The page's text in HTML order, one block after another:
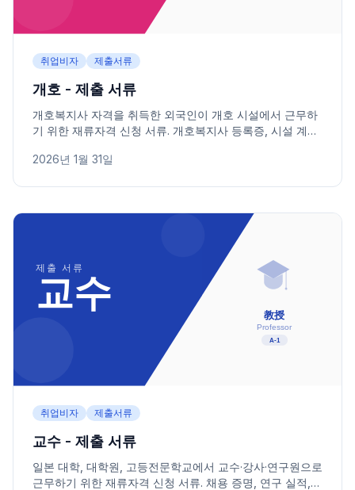
취업비자 제출서류
개호 - 제출 서류
개호복지사 자격을 취득한 외국인이 개호 시설에서 근무하
기 위한 재류자격 신청 서류. 개호복지사 등록증, 시설 계약
2026년 1월 31일
취업비자 제출서류
교수 - 제출 서류
일본 대학, 대학원, 고등전문학교에서 교수·강사·연구원으로
근무하기 위한 재류자격 신청 서류. 채용 증명, 연구 실적,